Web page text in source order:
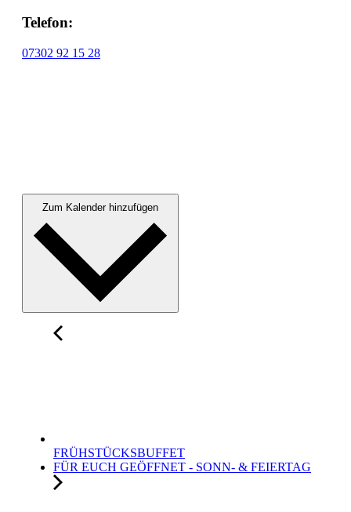
Telefon:
07302 92 15 28
FRÜHSTÜCKSBUFFET
FÜR EUCH GEÖFFNET - SONN- & FEIERTAG